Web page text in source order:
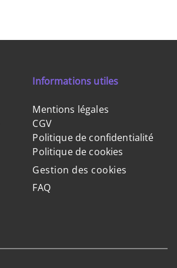
Informations utiles
Mentions légales
CGV
Politique de confidentialité
Politique de cookies
Gestion des cookies
FAQ